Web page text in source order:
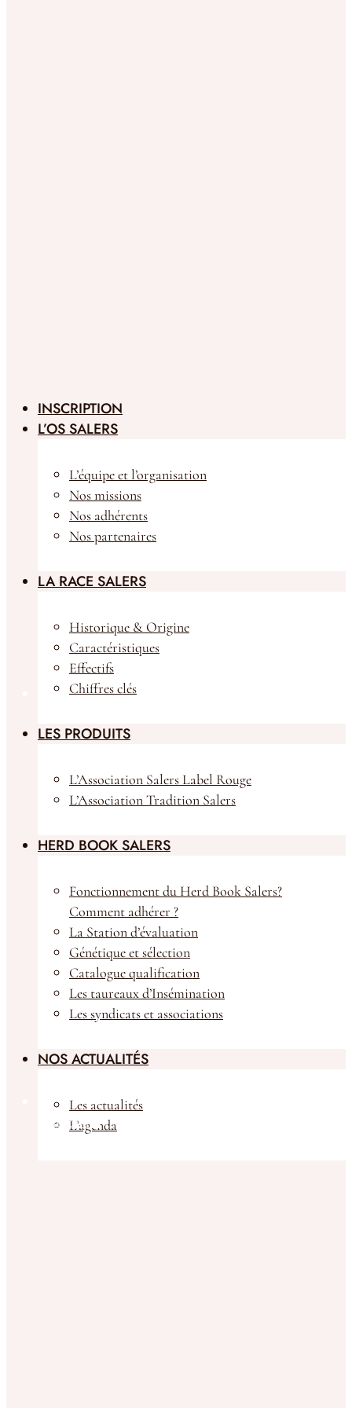
Boutique
INSCRIPTION
L’OS SALERS
L’équipe et l’organisation
Nos missions
Nos adhérents
Nos partenaires
LA RACE SALERS
Historique & Origine
Caractéristiques
Effectifs
Chiffres clés
LES PRODUITS
L’Association Salers Label Rouge
L’Association Tradition Salers
HERD BOOK SALERS
Fonctionnement du Herd Book Salers?
Comment adhérer ?
La Station d’évaluation
Génétique et sélection
Catalogue qualification
Les taureaux d’Insémination
Les syndicats et associations
NOS ACTUALITÉS
Les actualités
L’agenda